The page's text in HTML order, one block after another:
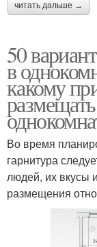
читать дальше →
50
в
какому
Во время
гарнитура
людей, их вкусы
размещения